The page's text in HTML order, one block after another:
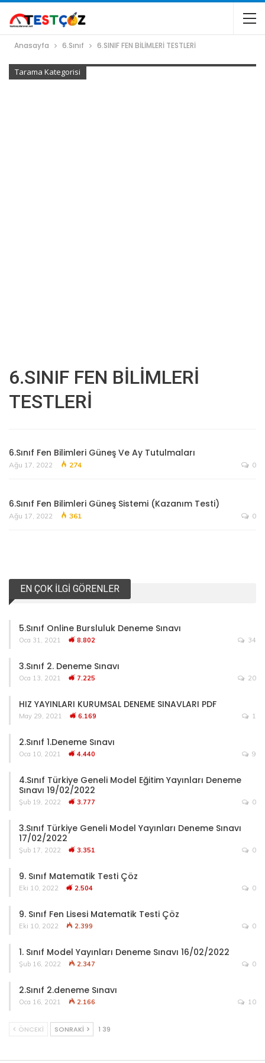
Anasayfa 6.Sınıf 6.SINIF FEN BİLİMLERİ TESTLERİ
Tarama Kategorisi
6.SINIF FEN BİLİMLERİ
TESTLERİ
6.Sınıf Fen Bilimleri Güneş Ve Ay Tutulmaları
Ağu 17, 2022 274 0
6.Sınıf Fen Bilimleri Güneş Sistemi (Kazanım Testi)
Ağu 17, 2022 361 0
EN ÇOK İLGI GÖRENLER
5.Sınıf Online Bursluluk Deneme Sınavı
Oca 31, 2021 8.802 34
3.Sınıf 2. Deneme Sınavı
Oca 13, 2021 7.225 20
HIZ YAYINLARI KURUMSAL DENEME SINAVLARI PDF
May 29, 2021 6.169 1
2.Sınıf 1.Deneme Sınavı
Oca 10, 2021 4.440 9
4.Sınıf Türkiye Geneli Model Eğitim Yayınları Deneme
Sınavı 19/02/2022
Şub 19, 2022 3.777 0
3.Sınıf Türkiye Geneli Model Yayınları Deneme Sınavı
17/02/2022
Şub 17, 2022 3.351 0
9. Sınıf Matematik Testi Çöz
Eki 10, 2022 2.504 0
9. Sınıf Fen Lisesi Matematik Testi Çöz
Eki 10, 2022 2.399 0
1. Sınıf Model Yayınları Deneme Sınavı 16/02/2022
Şub 16, 2022 2.347 0
2.Sınıf 2.deneme Sınavı
Oca 16, 2021 2.166 10
ÖNCEKI SONRAKI 1 39